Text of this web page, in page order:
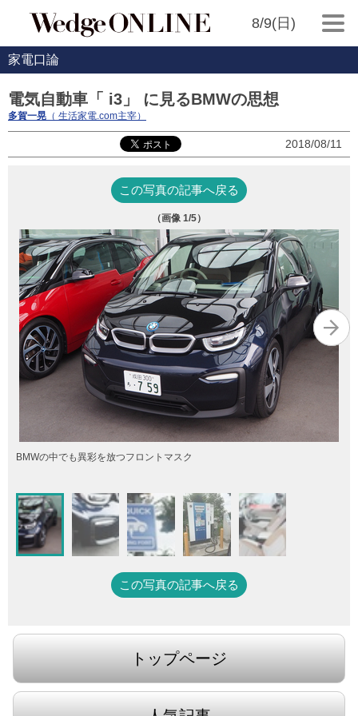
8/9(日)
家電口論
電気自動車「 i3」 に見るBMWの思想
多賀一晃 （ 生活家電.com主宰）
2018/08/11
この写真の記事へ戻る
（画像 1/5）
BMWの中でも異彩を放つフロントマスク
この写真の記事へ戻る
トップページ